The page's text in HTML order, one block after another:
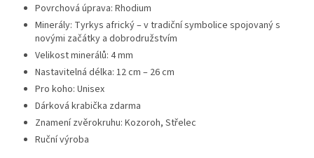
Povrchová úprava: Rhodium
Minerály: Tyrkys africký – v tradiční symbolice spojovaný s
novými začátky a dobrodružstvím
Velikost minerálů: 4 mm
Nastavitelná délka: 12 cm – 26 cm
Pro koho: Unisex
Dárková krabička zdarma
Znamení zvěrokruhu: Kozoroh, Střelec
Ruční výroba